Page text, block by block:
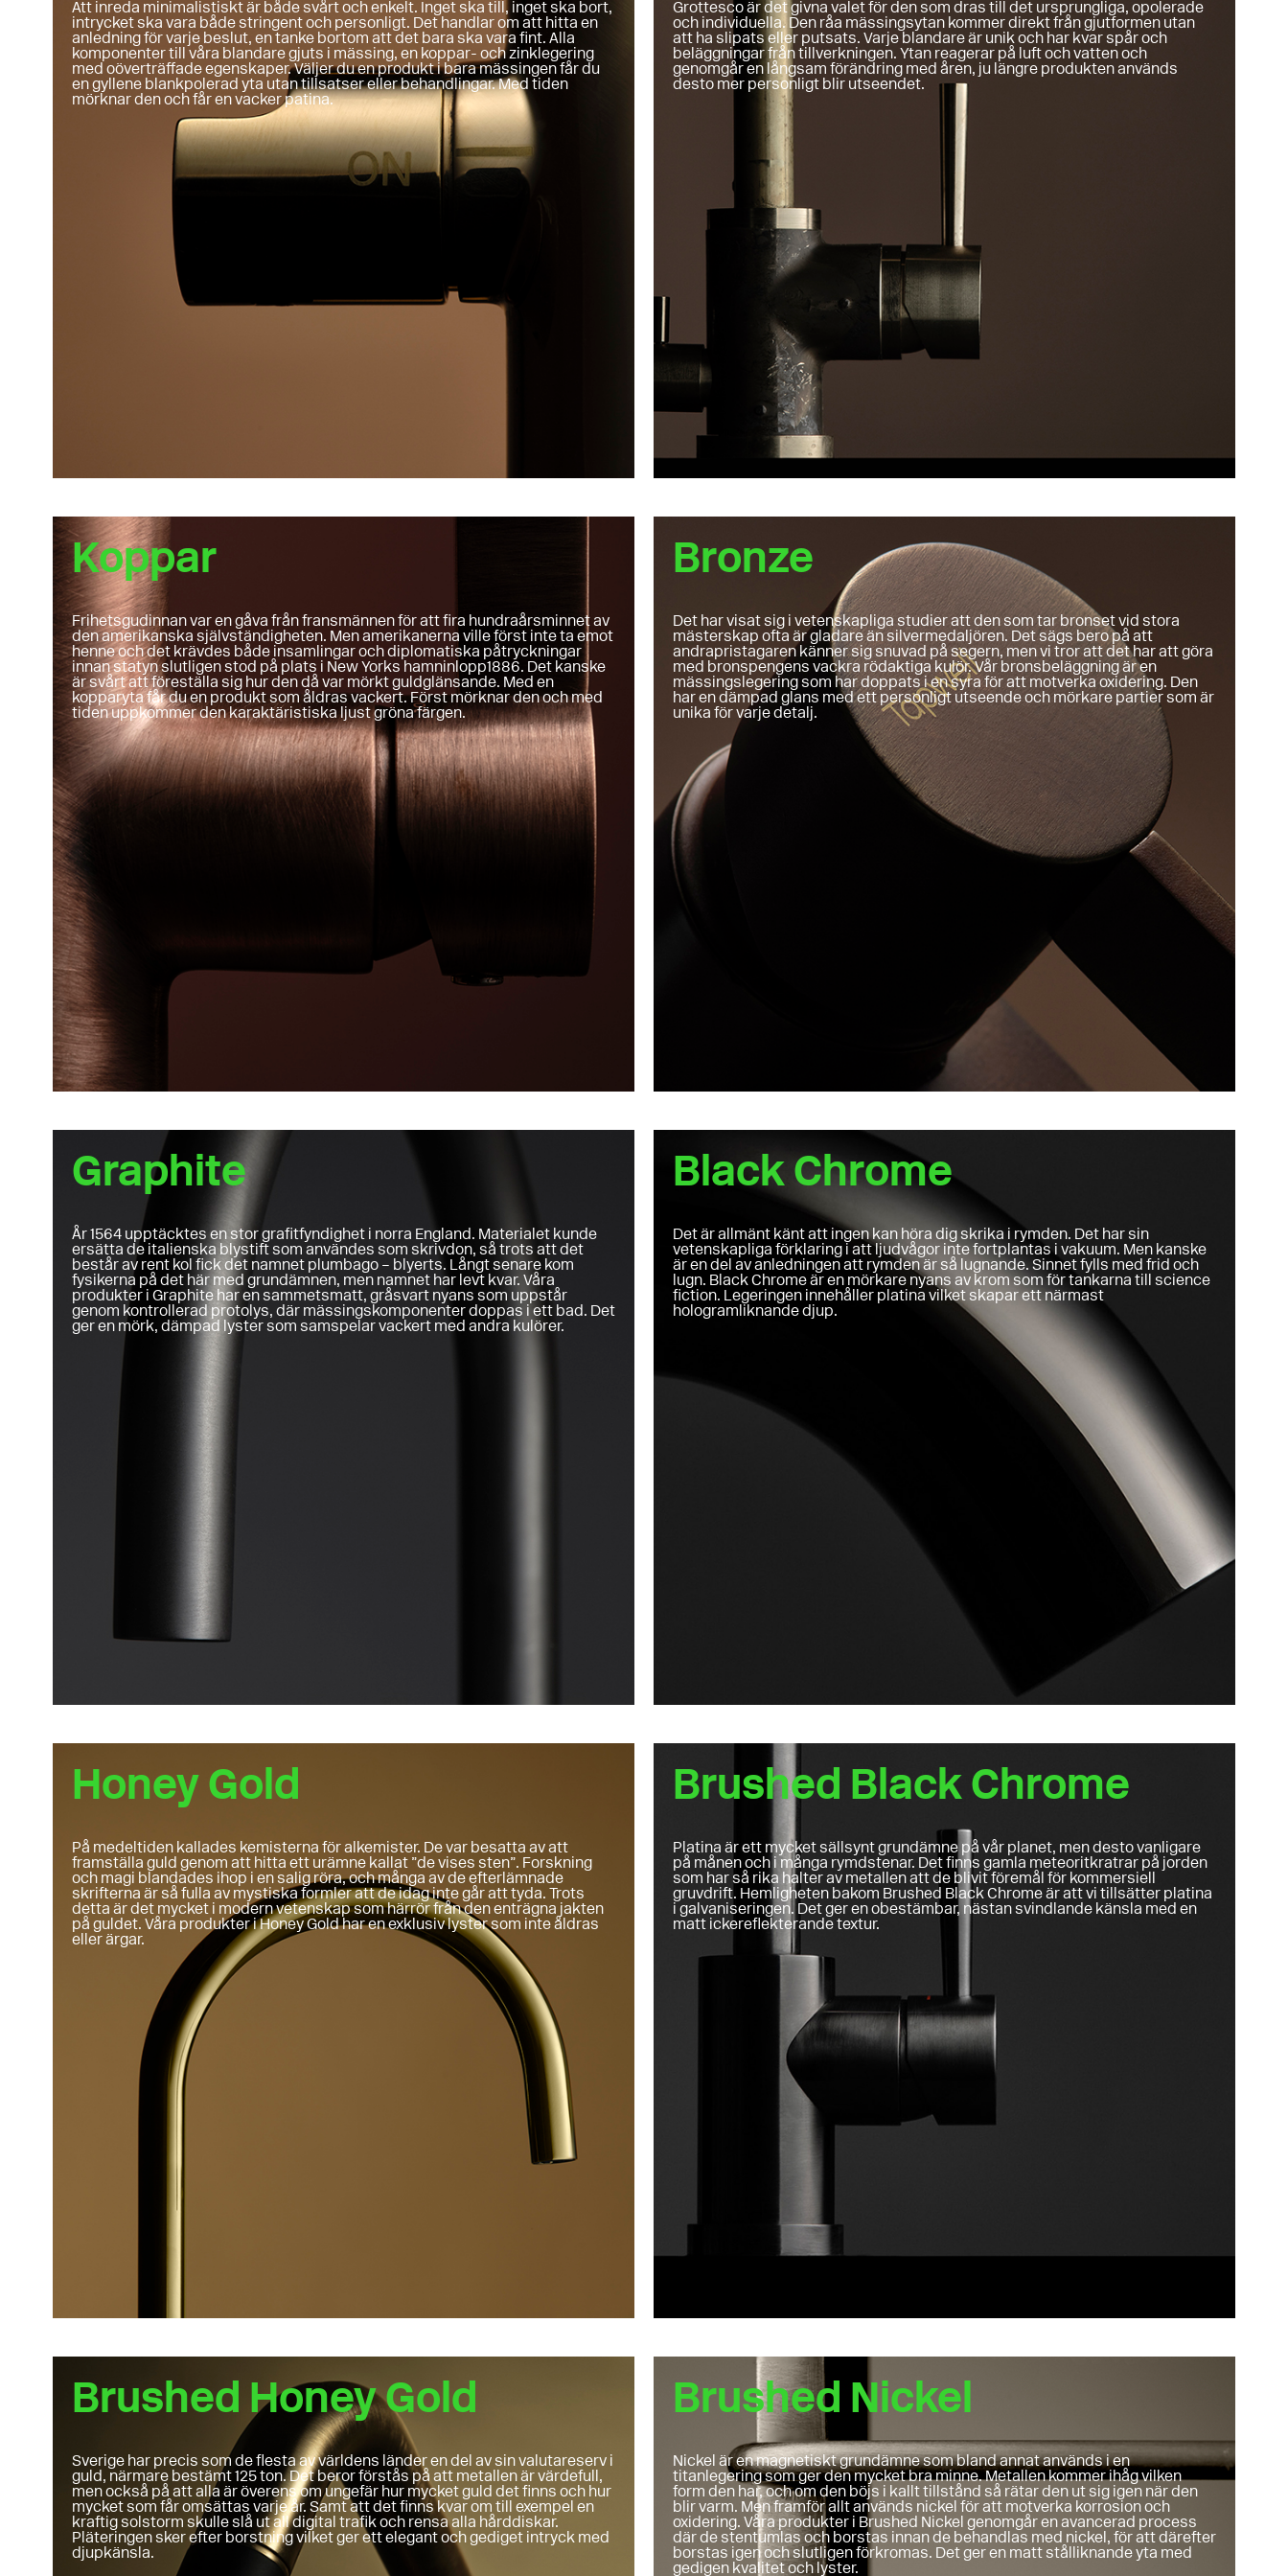
Att inreda minimalistiskt är både svårt och enkelt. Inget ska till, inget ska bort,
intrycket ska vara både stringent och personligt. Det handlar om att hitta en
anledning för varje beslut, en tanke bortom att det bara ska vara fint. Alla
komponenter till våra blandare gjuts i mässing, en koppar- och zinklegering
med oöverträffade egenskaper. Väljer du en produkt i bara mässingen får du
en gyllene blankpolerad yta utan tillsatser eller behandlingar. Med tiden
mörknar den och får en vacker patina.
Grottesco är det givna valet för den som dras till det ursprungliga, opolerade
och individuella. Den råa mässingsytan kommer direkt från gjutformen utan
att ha slipats eller putsats. Varje blandare är unik och har kvar spår och
beläggningar från tillverkningen. Ytan reagerar på luft och vatten och
genomgår en långsam förändring med åren, ju längre produkten används
desto mer personligt blir utseendet.
Koppar
Frihetsgudinnan var en gåva från fransmännen för att fira hundraårsminnet av
den amerikanska självständigheten. Men amerikanerna ville först inte ta emot
henne och det krävdes både insamlingar och diplomatiska påtryckningar
innan statyn slutligen stod på plats i New Yorks hamninlopp1886. Det kanske
är svårt att föreställa sig hur den då var mörkt guldglänsande. Med en
kopparyta får du en produkt som åldras vackert. Först mörknar den och med
tiden uppkommer den karaktäristiska ljust gröna färgen.
Bronze
Det har visat sig i vetenskapliga studier att den som tar bronset vid stora
mästerskap ofta är gladare än silvermedaljören. Det sägs bero på att
andrapristagaren känner sig snuvad på segern, men vi tror att det har att göra
med bronspengens vackra rödaktiga kulör. Vår bronsbeläggning är en
mässingslegering som har doppats i en syra för att motverka oxidering. Den
har en dämpad glans med ett personligt utseende och mörkare partier som är
unika för varje detalj.
Graphite
År 1564 upptäcktes en stor grafitfyndighet i norra England. Materialet kunde
ersätta de italienska blystift som användes som skrivdon, så trots att det
består av rent kol fick det namnet plumbago – blyerts. Långt senare kom
fysikerna på det här med grundämnen, men namnet har levt kvar. Våra
produkter i Graphite har en sammetsmatt, gråsvart nyans som uppstår
genom kontrollerad protolys, där mässingskomponenter doppas i ett bad. Det
ger en mörk, dämpad lyster som samspelar vackert med andra kulörer.
Black Chrome
Det är allmänt känt att ingen kan höra dig skrika i rymden. Det har sin
vetenskapliga förklaring i att ljudvågor inte fortplantas i vakuum. Men kanske
är en del av anledningen att rymden är så lugnande. Sinnet fylls med frid och
lugn. Black Chrome är en mörkare nyans av krom som för tankarna till science
fiction. Legeringen innehåller platina vilket skapar ett närmast
hologramliknande djup.
Honey Gold
På medeltiden kallades kemisterna för alkemister. De var besatta av att
framställa guld genom att hitta ett urämne kallat ”de vises sten”. Forskning
och magi blandades ihop i en salig röra, och många av de efterlämnade
skrifterna är så fulla av mystiska formler att de idag inte går att tyda. Trots
detta är det mycket i modern vetenskap som härrör från den enträgna jakten
på guldet. Våra produkter i Honey Gold har en exklusiv lyster som inte åldras
eller ärgar.
Brushed Black Chrome
Platina är ett mycket sällsynt grundämne på vår planet, men desto vanligare
på månen och i många rymdstenar. Det finns gamla meteoritkratrar på jorden
som har så rika halter av metallen att de blivit föremål för kommersiell
gruvdrift. Hemligheten bakom Brushed Black Chrome är att vi tillsätter platina
i galvaniseringen. Det ger en obestämbar, nästan svindlande känsla med en
matt ickereflekterande textur.
Brushed Honey Gold
Sverige har precis som de flesta av världens länder en del av sin valutareserv i
guld, närmare bestämt 125 ton. Det beror förstås på att metallen är värdefull,
men också på att alla är överens om ungefär hur mycket guld det finns och hur
mycket som får omsättas varje år. Samt att det finns kvar om till exempel en
kraftig solstorm skulle slå ut all digital trafik och rensa alla hårddiskar.
Pläteringen sker efter borstning vilket ger ett elegant och gediget intryck med
djupkänsla.
Brushed Nickel
Nickel är en magnetiskt grundämne som bland annat används i en
titanlegering som ger den mycket bra minne. Metallen kommer ihåg vilken
form den har, och om den böjs i kallt tillstånd så rätar den ut sig igen när den
blir varm. Men framför allt används nickel för att motverka korrosion och
oxidering. Våra produkter i Brushed Nickel genomgår en avancerad process
där de stentumlas och borstas innan de behandlas med nickel, för att därefter
borstas igen och slutligen förkromas. Det ger en matt stålliknande yta med
gedigen kvalitet och lyster.